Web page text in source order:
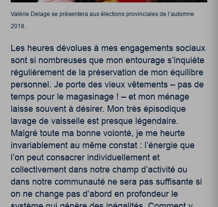
Valérie Delage se présentera aux élections provinciales de l’automne
2018.
Les heures dévolues à mes engagements sociaux
sont si nombreuses que mon entourage s’inquiète
régulièrement de la préservation de mon équilibre
personnel. Je porte des vieux vêtements – pas de
temps pour le magasinage ! – et mon ménage
laisse souvent à désirer. Mon très épisodique
lavage de vaisselle est presque légendaire.
Malgré toute ma bonne volonté, je me heurte
invariablement au même constat : l’énergie que
l’on peut consacrer individuellement et
collectivement dans notre champ d’activité ou
dans notre communauté ne sera pas suffisante si
on ne change pas d’abord en profondeur le